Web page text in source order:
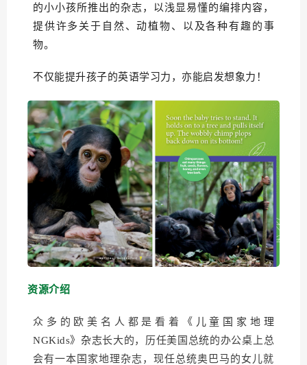
的小小孩所推出的杂志，以浅显易懂的编排内容，
提供许多关于自然、动植物、以及各种有趣的事
物。
不仅能提升孩子的英语学习力，亦能启发想象力！
资源介绍
众多的欧美名人都是看着
《儿童国家地理
NGKids》杂志长大的，历任美国总统的办公桌上总
会有一本国家地理杂志，现任总统奥巴马的女儿就